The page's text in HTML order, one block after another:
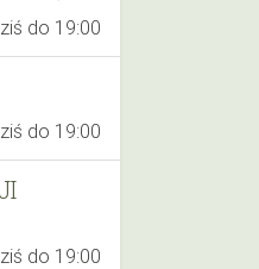
do 19:00
do 19:00
do 19:00